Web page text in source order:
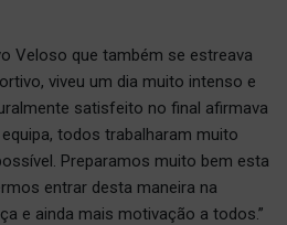
Veloso que também se estreava
viveu um dia muito intenso e
satisfeito no final afirmava
todos trabalharam muito
Preparamos muito bem esta
entrar desta maneira na
e ainda mais motivação a todos.”